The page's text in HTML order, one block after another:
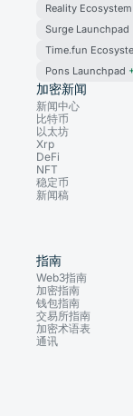
Reality Ecosystem
Surge Launchpad
Time.fun
Pons Launchpad
加密新闻
新闻中心
比特币
以太坊
Xrp
DeFi
NFT
稳定币
新闻稿
指南
Web3指南
加密指南
钱包指南
交易所指南
加密术语表
通讯